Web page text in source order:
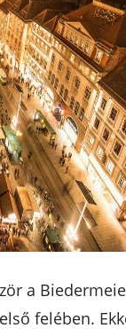
a
felében.